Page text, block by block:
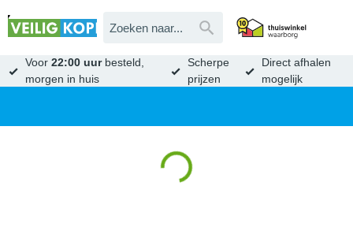
Voor22:00 uurbesteld,
morgen in huis
Scherpe
prijzen
Direct afhalen
mogelijk